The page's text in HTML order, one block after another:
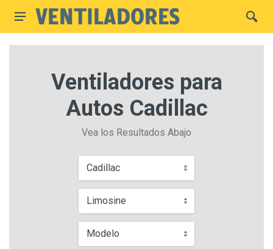
Ventiladores para
Autos Cadillac
Vea los Resultados Abajo
Cadillac
Limosine
Modelo